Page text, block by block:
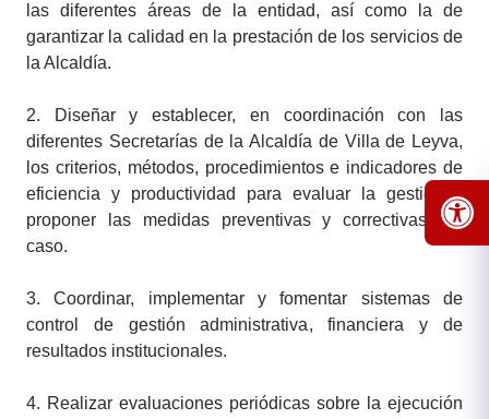
las diferentes áreas de la entidad, así como la de
garantizar la calidad en la prestación de los servicios de
la Alcaldía.
2.
Diseñar y establecer, en coordinación con las
diferentes Secretarías de la Alcaldía de Villa de Leyva,
los criterios, métodos, procedimientos e indicadores de
eficiencia y productividad para evaluar la gestión y
proponer las medidas preventivas y correctivas del
caso.
3.Coordinar, implementar y fomentar sistemas de
control de gestión administrativa, financiera y de
resultados institucionales.
4. Realizar evaluaciones periódicas sobre la ejecución